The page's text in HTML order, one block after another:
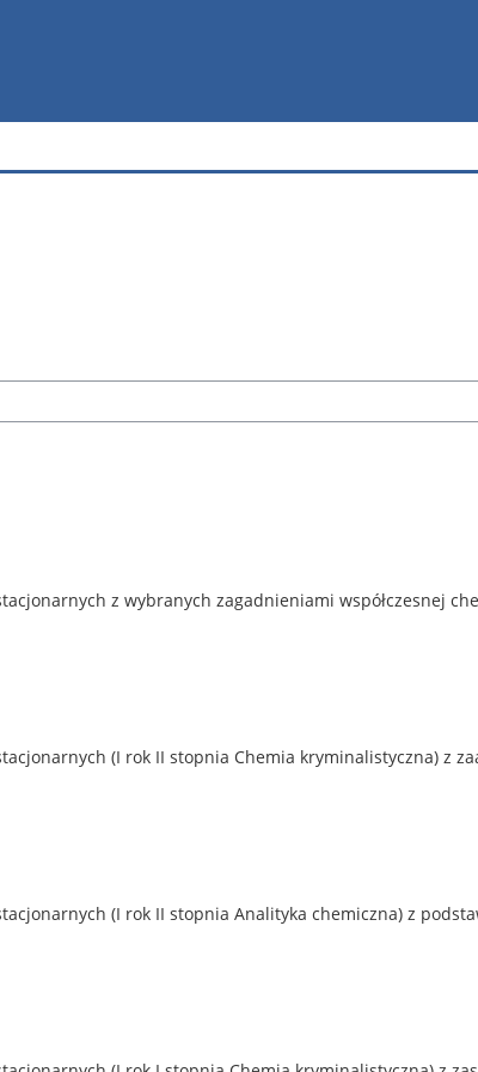
z wybranych zagadnieniami współczesnej
(I rok II stopnia Chemia kryminalistyczna) z
(I rok II stopnia Analityka chemiczna) z